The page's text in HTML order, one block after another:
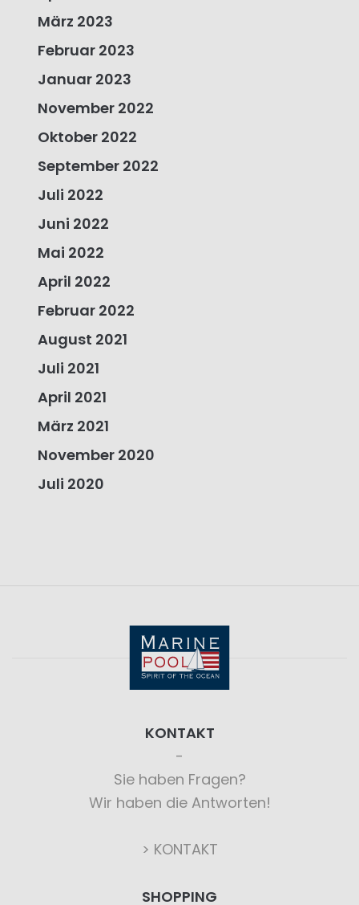
März 2023
Februar 2023
Januar 2023
November 2022
Oktober 2022
September 2022
Juli 2022
Juni 2022
Mai 2022
April 2022
Februar 2022
August 2021
Juli 2021
April 2021
März 2021
November 2020
Juli 2020
KONTAKT
Sie haben Fragen?
Wir haben die Antworten!
> KONTAKT
SHOPPING